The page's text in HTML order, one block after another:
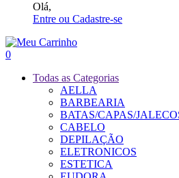
Olá,
Entre ou Cadastre-se
0
Todas as Categorias
AELLA
BARBEARIA
BATAS/CAPAS/
CABELO
DEPILAÇÃO
ELETRONICOS
ESTETICA